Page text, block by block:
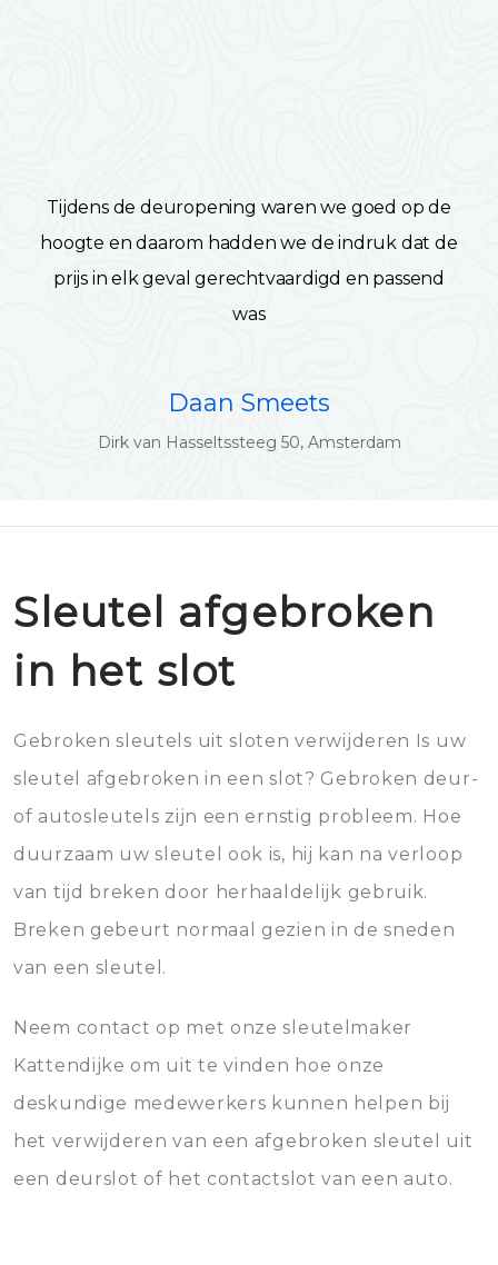
Tijdens de deuropening waren we goed op de
hoogte en daarom hadden we de indruk dat de
prijs in elk geval gerechtvaardigd en passend
was
Daan Smeets
Dirk van Hasseltssteeg 50, Amsterdam
Sleutel afgebroken
in het slot
Gebroken sleutels uit sloten verwijderen Is uw
sleutel afgebroken in een slot? Gebroken deur-
of autosleutels zijn een ernstig probleem. Hoe
duurzaam uw sleutel ook is, hij kan na verloop
van tijd breken door herhaaldelijk gebruik.
Breken gebeurt normaal gezien in de sneden
van een sleutel.
Neem contact op met onze sleutelmaker
Kattendijke om uit te vinden hoe onze
deskundige medewerkers kunnen helpen bij
het verwijderen van een afgebroken sleutel uit
een deurslot of het contactslot van een auto.